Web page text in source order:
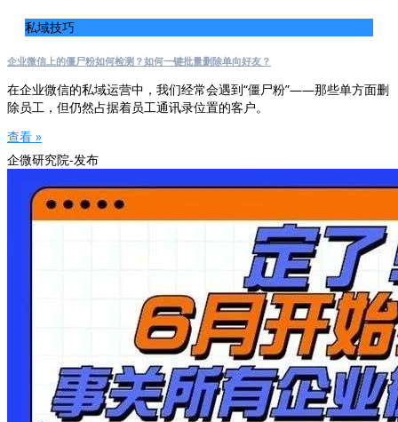
私域技巧
企业微信上的僵尸粉如何检测？如何一键批量删除单向好友？
在企业微信的私域运营中，我们经常会遇到“僵尸粉”——那些单方面删
除员工，但仍然占据着员工通讯录位置的客户。
查看 »
企微研究院-发布